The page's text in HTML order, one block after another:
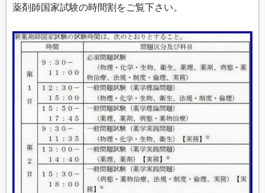
薬剤師国家試験の時間割をご覧下さい。